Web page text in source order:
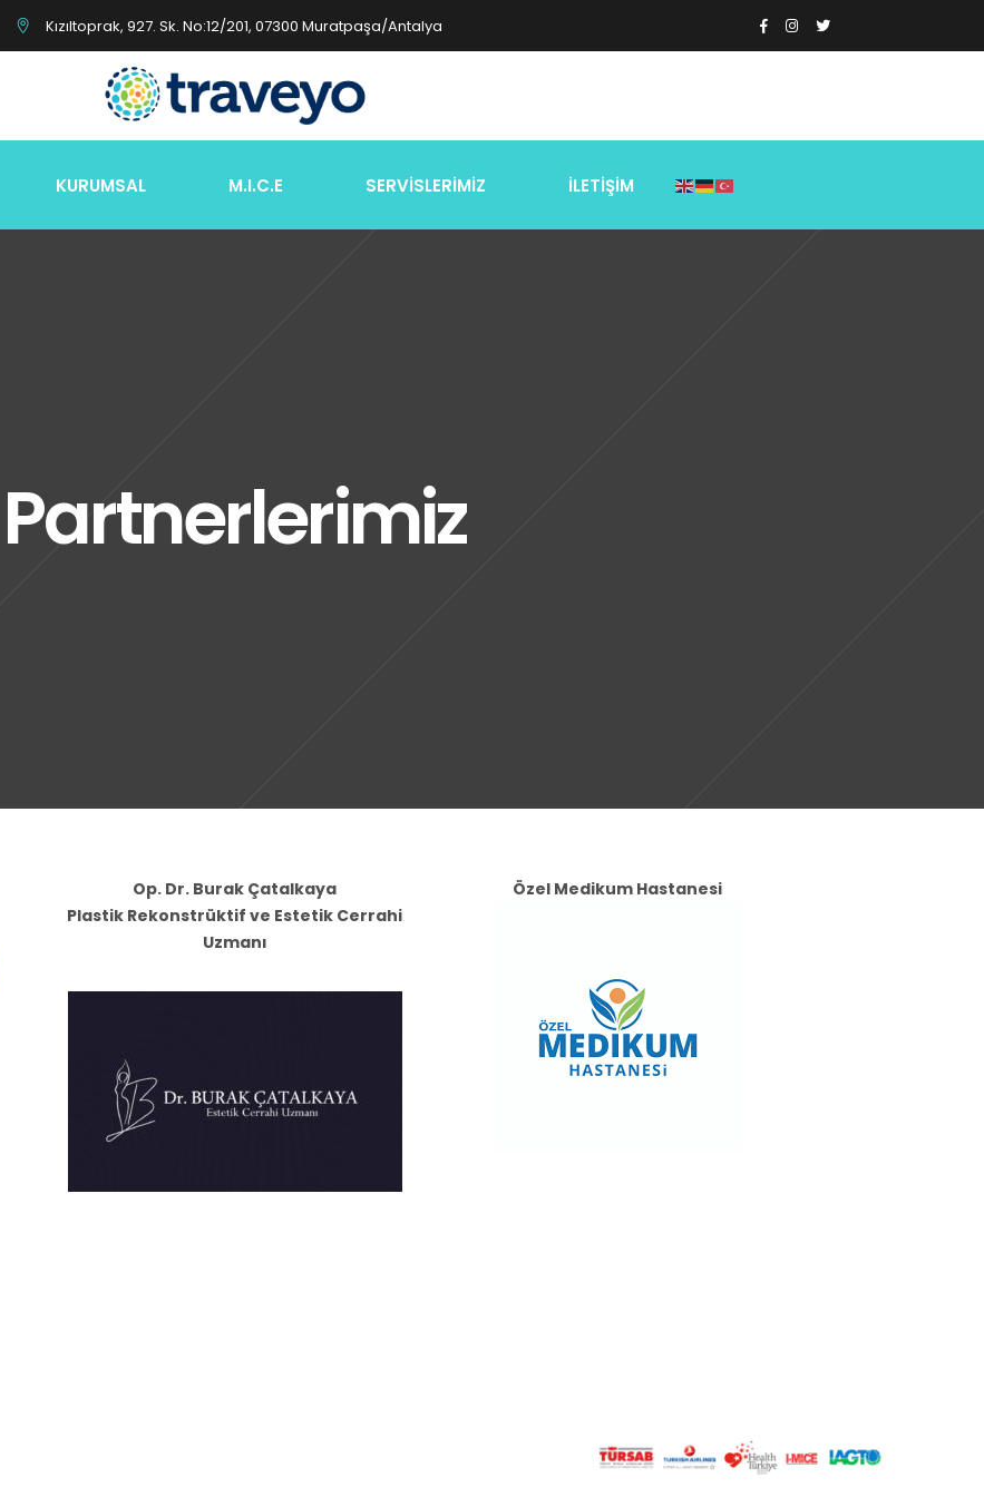
Kızıltoprak, 927. Sk. No:12/201, 07300 Muratpaşa/Antalya
KURUMSAL M.I.C.E SERVİSLERİMİZ İLETİŞİM
Partnerlerimiz
Op. Dr. Burak Çatalkaya
Plastik Rekonstrüktif ve Estetik Cerrahi
Uzmanı
Özel Medikum Hastanesi